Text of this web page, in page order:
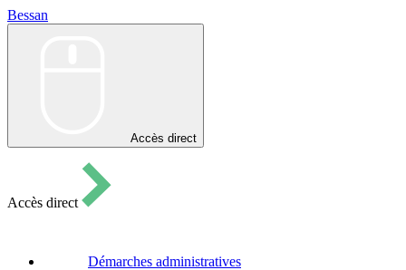
Bessan
Accès direct
Accès direct
Démarches administratives